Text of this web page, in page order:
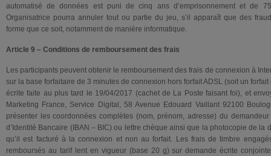
automatisé de données est puni de cinq ans d’emprisonnement et de
Organisatrice pourra annuler tout ou partie du jeu, s’il apparaît que des
forme que ce soit, notamment de manière informatique.
Article 9 – Conditions de remboursement des frais
Les participants peuvent obtenir le remboursement des frais de connexion à
sur la base forfaitaire de 3 minutes de connexion hors forfait ADSL (soit un
écrite faite au plus tard le 19/04/2017 (cachet de La Poste faisant foi), et
Marketing France, Service Digital, 58 Avenue Edouard Vaillant 92100
présenter les coordonnées complètes (nom, prénom, adresse) du
d’Identité Bancaire (IBAN – BIC) ou lettre chèque ainsi que la photocopie de la
qu’il est facturé à la connexion et non au forfait. Les frais de timbre
remboursés au tarif lent en vigueur (base 20 g) sur demande écrite